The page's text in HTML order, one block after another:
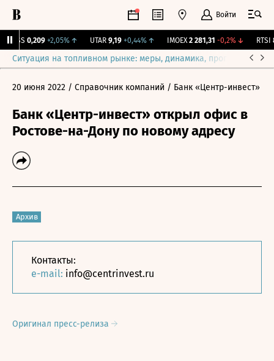
Войти
0,209 +2,05%↑ UTAR 9,19 +0,44%↑ IMOEX 2 281,31 -0,2%↓ RTSI
Ситуация на топливном рынке: меры, динамика, прогнозы
20 июня 2022 / Справочник компаний / Банк «Центр-инвест»
Банк «Центр-инвест» открыл офис в
Ростове-на-Дону по новому адресу
Архив
Контакты:
e-mail: info@centrinvest.ru
Оригинал пресс-релиза